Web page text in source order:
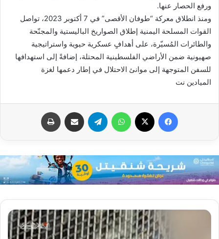
ورفع الحصار عنها.
ومنذ انطلاق معركة “طوفان الأقصى” في 7 أكتوبر 2023، تواصل
القوات المسلحة اليمنية إطلاق الصواريخ الباليستية والمجنّحة
والطائرات المُسيّرة، على أهدافٍ عسكرية حيوية واستراتيجية
صهيونية ضمن الأراضي الفلسطينية المحتلة، إضافةً إلى استهدافها
للسفن المتوجهة إلى موانئ الاحتلال في إطار دعمها لغزة
الميادين نت
فيسبوك واتساب تيلقرام مشاركة عبر البريد